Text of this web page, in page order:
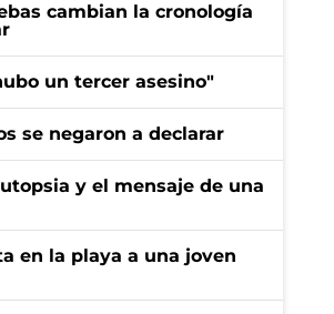
cambian la cronología
un tercer asesino"
se negaron a declarar
y el mensaje de una
en la playa a una joven